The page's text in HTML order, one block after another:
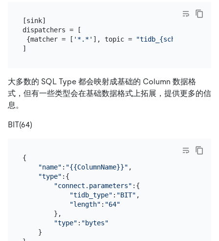
[sink]
dispatchers = [
{matcher = [ '*.*' ], topic =
大多数的 SQL Type 都会映射成基础的 Column 数据格
式，但有一些类型会在基础数据格式上拓展，提供更多的信
息。
BIT(64)
{
"name" : "{{ColumnName}}" ,
"type" :{
"connect.parameters" :{
"tidb_type" : "BIT" ,
"length" : "64"
        },
"type" : "bytes"
    }